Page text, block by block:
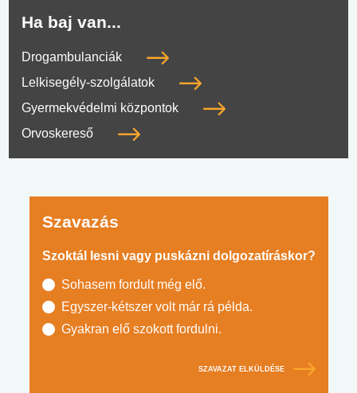
Ha baj van...
Drogambulanciák
Lelkisegély-szolgálatok
Gyermekvédelmi központok
Orvoskereső
Szavazás
Szoktál lesni vagy puskázni dolgozatíráskor?
Sohasem fordult még elő.
Egyszer-kétszer volt már rá példa.
Gyakran elő szokott fordulni.
SZAVAZAT ELKÜLDÉSE